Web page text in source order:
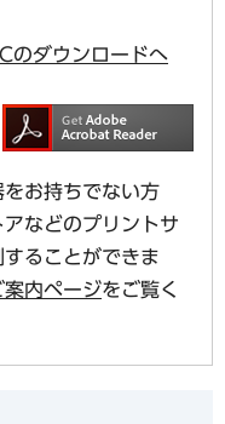
ダウンロードへ
お持ちでない方
などのプリントサ
ることができま
内ページをご覧く